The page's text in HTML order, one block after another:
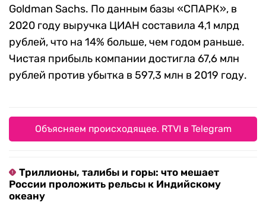
Goldman Sachs. По данным базы «СПАРК», в
2020 году выручка ЦИАН составила 4,1 млрд
рублей, что на 14% больше, чем годом раньше.
Чистая прибыль компании достигла 67,6 млн
рублей против убытка в 597,3 млн в 2019 году.
Объясняем происходящее. RTVI в Telegram
Триллионы, талибы и горы: что мешает
России проложить рельсы к Индийскому
океану